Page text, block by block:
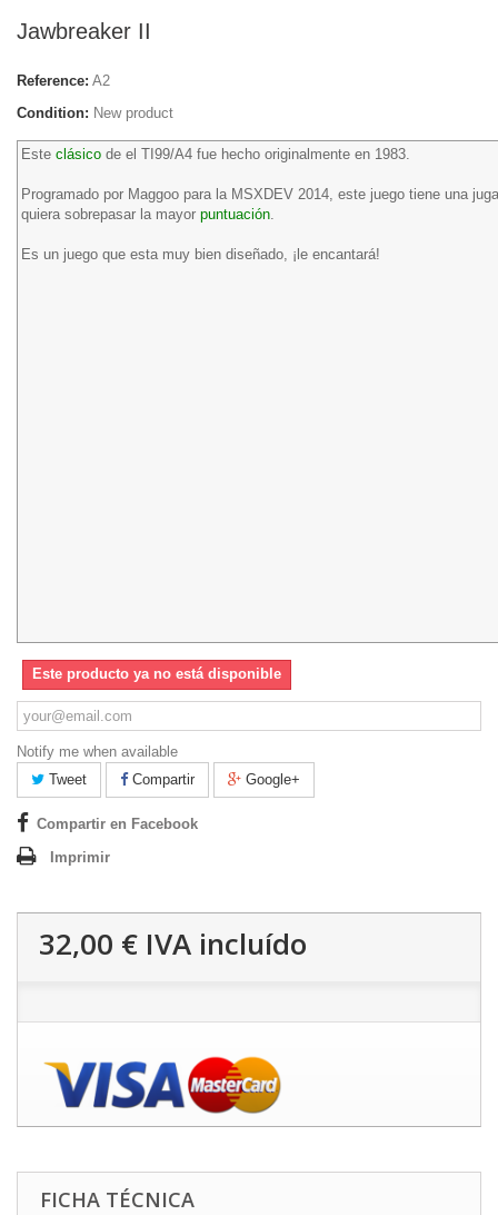
Jawbreaker II
Reference: A2
Condition: New product
Este clásico de el TI99/A4 fue hecho originalmente en 1983.
Programado por Maggoo para la MSXDEV 2014, este juego tiene una
quiera sobrepasar la mayor puntuación.
Es un juego que esta muy bien diseñado, ¡le encantará!
Este producto ya no está disponible
Notify me when available
Tweet
Compartir Google+
Compartir en Facebook
Imprimir
32,00 € IVA incluído
FICHA TÉCNICA